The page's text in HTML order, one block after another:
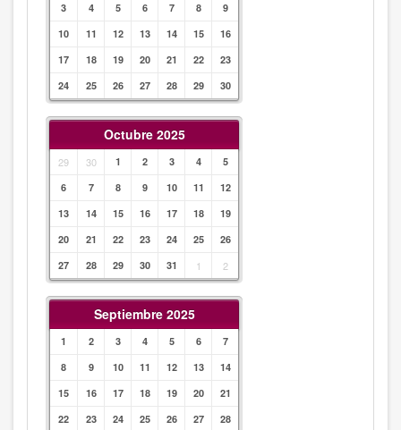
3
4 5 6 7 8
9
10
11 12 13 14 15
16
17
18 19 20 21 22
23
24
25 26 27 28 29 30
Octubre 2025
29 30 1 2 3 4
5
6
7 8 9 10 11
12
13
14 15 16 17 18
19
20
21 22 23 24 25
26
27
28 29 30 31 1 2
Septiembre 2025
1 2 3 4 5 6
7
8
9 10 11 12 13
14
15
16 17 18 19 20
21
22
23 24 25 26 27
28